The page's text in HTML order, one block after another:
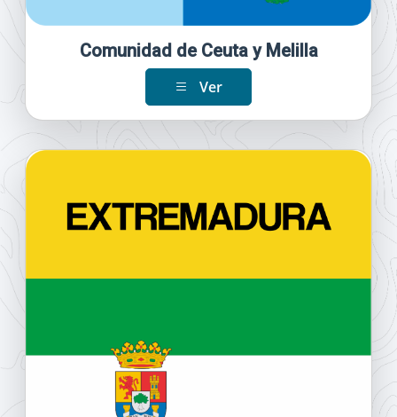
Comunidad de Ceuta y Melilla
Ver